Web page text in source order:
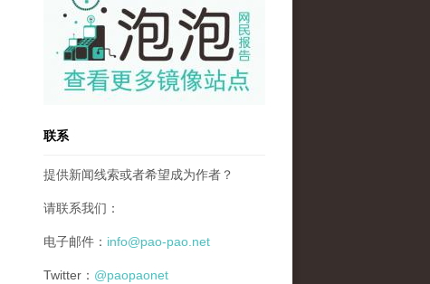
联系
提供新闻线索或者希望成为作者？
请联系我们：
电子邮件： info@pao-pao.net
Twitter： @paopaonet